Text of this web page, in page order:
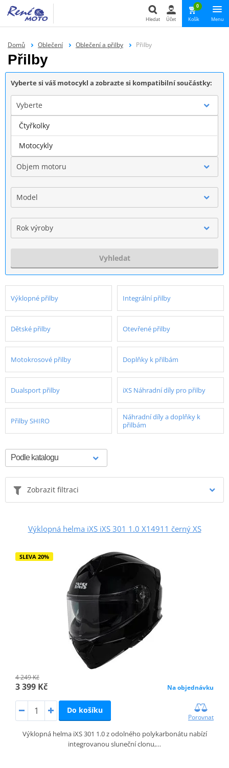
Hledat Účet
0
Košík Menu
Domů Oblečení Oblečení a přilby Přilby
Přilby
Vyberte si váš motocykl a zobrazte si kompatibilní součástky:
Vyberte
Značka
Objem motoru
Model
Rok výroby
Vyhledat
Výklopné přilby Integrální přilby
Dětské přilby Otevřené přilby
Motokrosové přilby Doplňky k přilbám
Dualsport přilby iXS Náhradní díly pro přilby
Přilby SHIRO
Náhradní díly a doplňky k
přilbám
Zobrazit filtraci
Výklopná helma iXS iXS 301 1.0 X14911 černý XS
SLEVA 20%
4 249 Kč
3 399 Kč Na objednávku
Do košíku
Porovnat
Výklopná helma iXS 301 1.0 z odolného polykarbonátu nabízí
integrovanou sluneční clonu,…
Čtyřkolky
Motocykly